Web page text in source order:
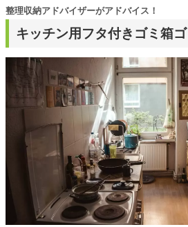
キッチン用フタ付きゴミ箱
整理収納アドバイザーがアドバイス！